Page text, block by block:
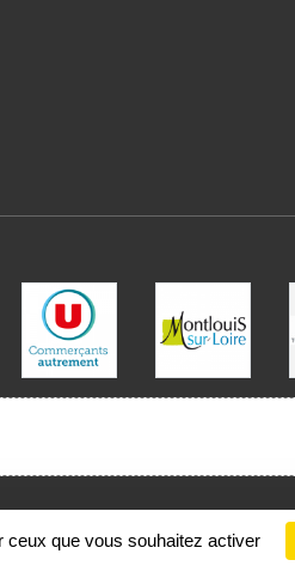
Gestion des cookies
ceux que vous souhaitez activer